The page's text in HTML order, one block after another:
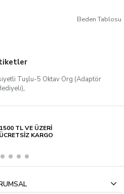
Beden Tablosu
Tuşlu-5 Oktav Org (Adaptör
,
1500 TL VE ÜZERİ
ÜCRETSİZ KARGO